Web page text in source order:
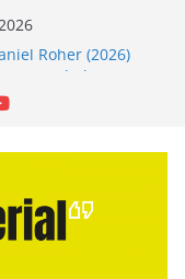
Roher (2026)
Alauda Ruiz de